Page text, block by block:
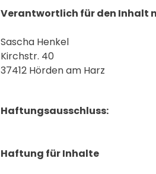
Verantwortlich für den Inhalt
Sascha Henkel
Kirchstr. 40
37412 Hörden am Harz
Haftungsausschluss:
Haftung für Inhalte